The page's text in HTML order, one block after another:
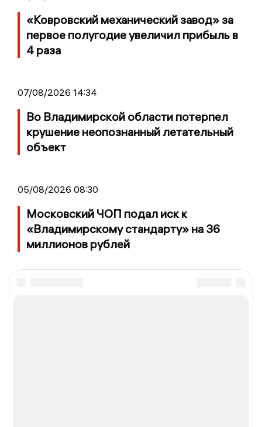
«Ковровский механический завод» за
первое полугодие увеличил прибыль в
4 раза
07/08/2026 14:34
Во Владимирской области потерпел
крушение неопознанный летательный
объект
05/08/2026 08:30
Московский ЧОП подал иск к
«Владимирскому стандарту» на 36
миллионов рублей